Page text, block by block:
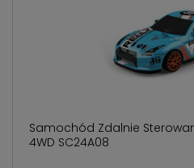
Samochód Zdalnie
4WD SC24A08